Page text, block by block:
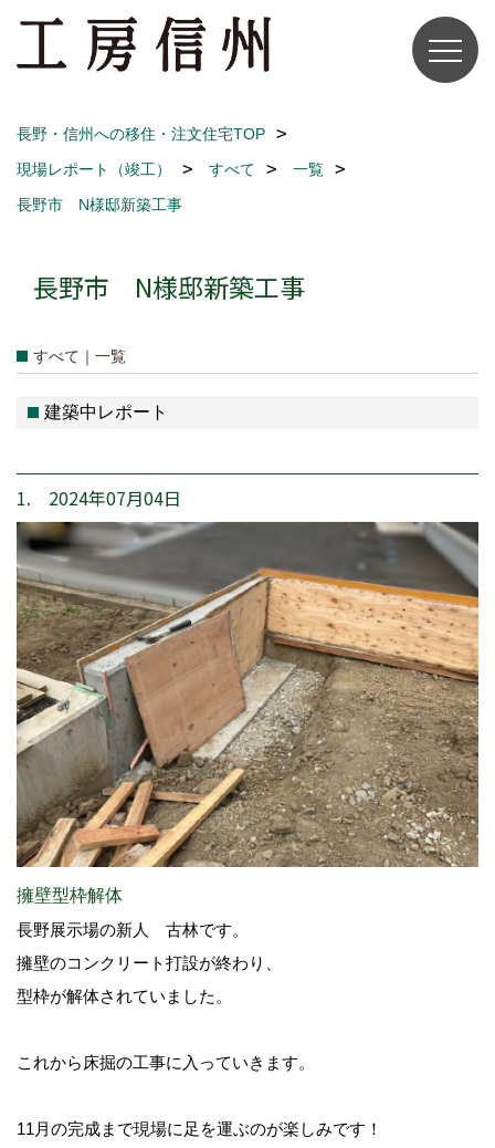
長野・信州への移住・注文住宅TOP
現場レポート（竣工）
すべて
一覧
長野市 N様邸新築工事
長野市 N様邸新築工事
すべて｜一覧
建築中レポート
1. 2024年07月04日
擁壁型枠解体
長野展示場の新人 古林です。
擁壁のコンクリート打設が終わり、
型枠が解体されていました。
これから床掘の工事に入っていきます。
11月の完成まで現場に足を運ぶのが楽しみです！